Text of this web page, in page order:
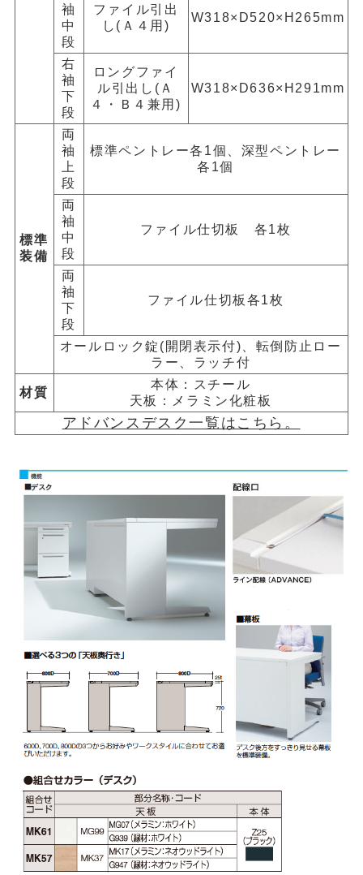
袖
中
段
ファイル引出
し(Ａ４用)
W318×D520×H265mm
右
袖
下
段
ロングファイ
ル引出し(Ａ
４・Ｂ４兼用)
W318×D636×H291mm
標準
装備
両
袖
上
段
標準ペントレー各1個、深型ペントレー
各1個
両
袖
中
段
ファイル仕切板 各1枚
両
袖
下
段
ファイル仕切板各1枚
オールロック錠(開閉表示付)、転倒防止ロー
ラー、ラッチ付
材質
本体：スチール
天板：メラミン化粧板
アドバンスデスク一覧はこちら。